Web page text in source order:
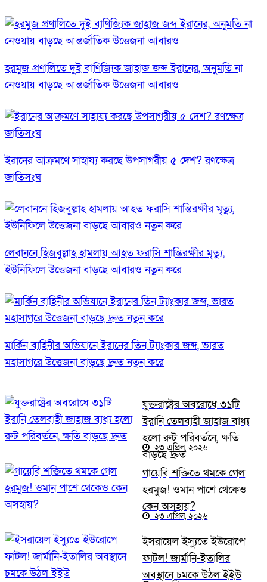
হরমুজ প্রণালিতে দুই বাণিজ্যিক জাহাজ জব্দ ইরানের, অনুমতি না
নেওয়ায় বাড়ছে আন্তর্জাতিক উত্তেজনা আবারও
ইরানের আক্রমণে সাহায্য করছে উপসাগরীয় ৫ দেশ? রণক্ষেত্র
জাতিসংঘ
লেবাননে হিজবুল্লাহ হামলায় আহত ফরাসি শান্তিরক্ষীর মৃত্যু,
ইউনিফিলে উত্তেজনা বাড়ছে আবারও নতুন করে
মার্কিন বাহিনীর অভিযানে ইরানের তিন ট্যাংকার জব্দ, ভারত
মহাসাগরে উত্তেজনা বাড়ছে দ্রুত নতুন করে
যুক্তরাষ্ট্রের অবরোধে ৩১টি
ইরানি তেলবাহী জাহাজ বাধ্য
হলো রুট পরিবর্তনে, ক্ষতি
বাড়ছে দ্রুত
২৩ এপ্রিল, ২০২৬
গায়েবি শক্তিতে থমকে গেল
হরমুজ! ওমান পাশে থেকেও
কেন অসহায়?
২৩ এপ্রিল, ২০২৬
ইসরায়েল ইস্যুতে ইউরোপে
ফাটল! জার্মানি-ইতালির
অবস্থানে চমকে উঠল ইইউ